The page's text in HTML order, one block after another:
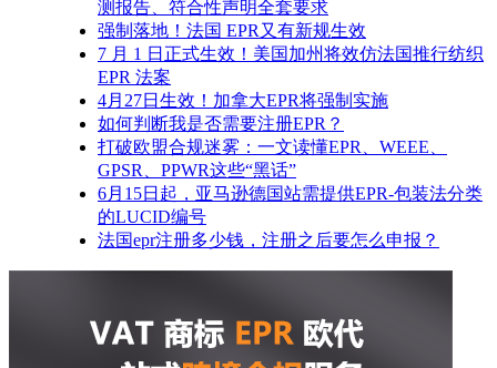
测报告、符合性声明全套要求
强制落地！法国 EPR又有新规生效
7 月 1 日正式生效！美国加州将效仿法国推行纺织
EPR 法案
4月27日生效！加拿大EPR将强制实施
如何判断我是否需要注册EPR？
打破欧盟合规迷雾：一文读懂EPR、WEEE、
GPSR、PPWR这些“黑话”
6月15日起，亚马逊德国站需提供EPR-包装法分类
的LUCID编号
法国epr注册多少钱，注册之后要怎么申报？